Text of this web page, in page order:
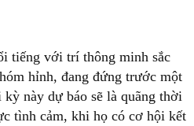
tiếng với trí thông minh sắc
hỉnh, đang đứng trước một
này dự báo sẽ là quãng thời
tình cảm, khi họ có cơ hội kết